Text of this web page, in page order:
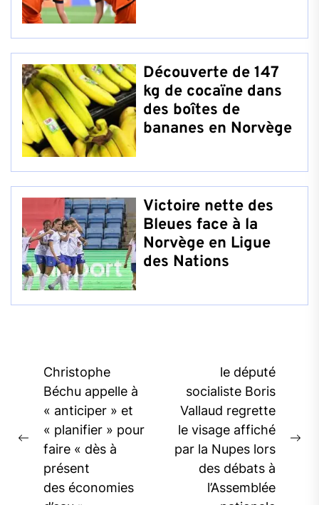
Découverte de 147
kg de cocaïne dans
des boîtes de
bananes en Norvège
Victoire nette des
Bleues face à la
Norvège en Ligue
des Nations
Post
navigation
Previous
post:
Christophe
Béchu appelle à
« anticiper » et
« planifier » pour
faire « dès à
présent
des économies
le député
socialiste Boris
Vallaud regrette
le visage affiché
par la Nupes lors
des débats à
l’Assemblée